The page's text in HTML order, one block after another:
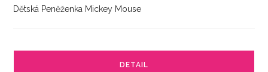
Dětská Peněženka Mickey Mouse
DETAIL